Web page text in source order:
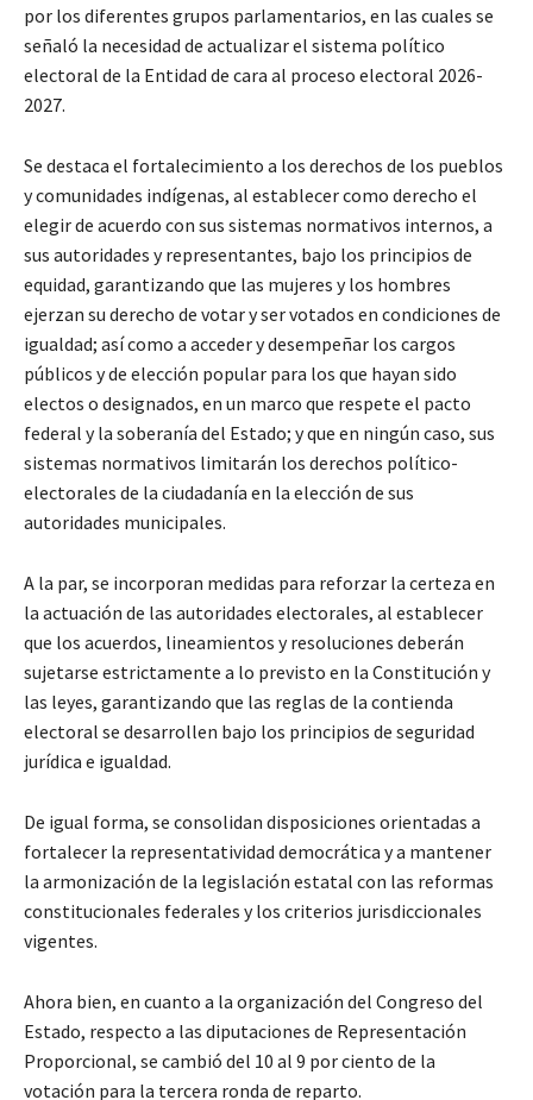
por los diferentes grupos parlamentarios, en las cuales se
señaló la necesidad de actualizar el sistema político
electoral de la Entidad de cara al proceso electoral 2026-
2027.
Se destaca el fortalecimiento a los derechos de los pueblos
y comunidades indígenas, al establecer como derecho el
elegir de acuerdo con sus sistemas normativos internos, a
sus autoridades y representantes, bajo los principios de
equidad, garantizando que las mujeres y los hombres
ejerzan su derecho de votar y ser votados en condiciones de
igualdad; así como a acceder y desempeñar los cargos
públicos y de elección popular para los que hayan sido
electos о designados, en un marco que respete el pacto
federal y la soberanía del Estado; y que en ningún caso, sus
sistemas normativos limitarán los derechos político-
electorales de la ciudadanía en la elección de sus
autoridades municipales.
A la par, se incorporan medidas para reforzar la certeza en
la actuación de las autoridades electorales, al establecer
que los acuerdos, lineamientos y resoluciones deberán
sujetarse estrictamente a lo previsto en la Constitución y
las leyes, garantizando que las reglas de la contienda
electoral se desarrollen bajo los principios de seguridad
jurídica e igualdad.
De igual forma, se consolidan disposiciones orientadas a
fortalecer la representatividad democrática y a mantener
la armonización de la legislación estatal con las reformas
constitucionales federales y los criterios jurisdiccionales
vigentes.
Ahora bien, en cuanto a la organización del Congreso del
Estado, respecto a las diputaciones de Representación
Proporcional, se cambió del 10 al 9 por ciento de la
votación para la tercera ronda de reparto.